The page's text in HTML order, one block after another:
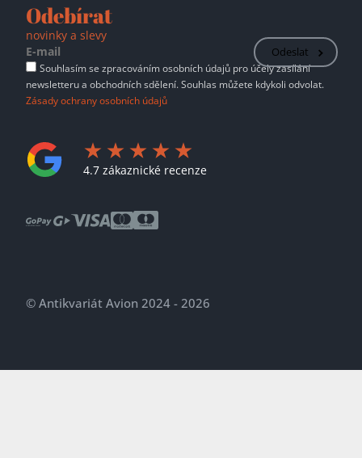
Odebírat
novinky a slevy
Odeslat
Souhlasím se zpracováním osobních údajů pro účely zasílání
newsletteru a obchodních sdělení. Souhlas můžete kdykoli odvolat.
Zásady ochrany osobních údajů
4.7 zákaznické recenze
© Antikvariát Avion 2024 - 2026